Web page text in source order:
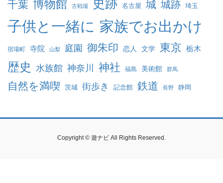
千葉 博物館 古戦場 史跡 名古屋 城 城跡 埼玉
子供と一緒に 家族でお出かけ
宿場町 寺院 山梨 庭園 御朱印 恋人 文学 東京 栃木
歴史 水族館 神奈川 神社 福島 美術館 群馬
自然を満喫 茨城 街歩き 記念館 鉄道 長野 静岡
Copyright © 遊ナビ All Rights Reserved.